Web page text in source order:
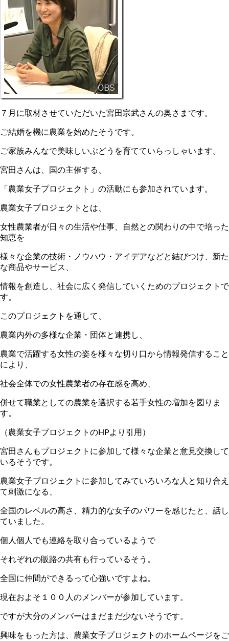
７月に取材させていただいた宮田宗武さんの奥さまです。
ご結婚を機に農業を始めたそうです。
ご家族みんなで美味しいぶどうを育てていらっしゃいます。
宮田さんは、国の主催する、
「農業女子プロジェクト」の活動にも参加されています。
農業女子プロジェクトとは、
女性農業者が日々の生活や仕事、自然との関わりの中で培った
知恵を
様々な企業の技術・ノウハウ・アイデアなどと結びつけ、新た
な商品やサービス、
情報を創造し、社会に広く発信していくためのプロジェクトで
す。
このプロジェクトを通して、
農業内外の多様な企業・団体と連携し、
農業で活躍する女性の姿を様々な切り口から情報発信すること
により、
社会全体での女性農業者の存在感を高め、
併せて職業としての農業を選択する若手女性の増加を図りま
す。
（農業女子プロジェクトのHPより引用）
宮田さんもプロジェクトに参加して様々な企業と意見交換して
いるそうです。
農業女子プロジェクトに参加してみていろいろな人と知り合え
て刺激になる、
全国のレベルの高さ、精力的な女子のパワーを感じたと、話し
ていました。
個人個人でも連絡を取り合っているようで
それぞれの販路の共有も行っているそう。
全国に仲間ができるって心強いですよね。
現在およそ１００人のメンバーが参加しています。
ですが大分のメンバーはまだまだ少ないそうです。
興味をもった方は、農業女子プロジェクトのホームページをご